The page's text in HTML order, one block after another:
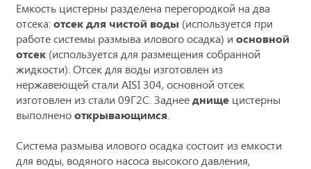
Емкость цистерны разделена перегородкой на два
отсека:отсек для чистой воды (используется при
работе системы размыва илового осадка) и основной
отсек ​​​​​​(используется для размещения собранной
жидкости). Отсек для воды изготовлен из
нержавеющей стали AISI 304, основной отсек
изготовлен из стали 09Г2С. Заднееднище цистерны
выполненооткрывающимся
Система размыва илового осадка состоит из емкости
для воды, водяного насоса высокого давления,